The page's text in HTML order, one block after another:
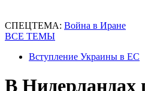
СПЕЦТЕМА: Война в Иране
ВСЕ ТЕМЫ
Вступление Украины в ЕС
В Нидерландах